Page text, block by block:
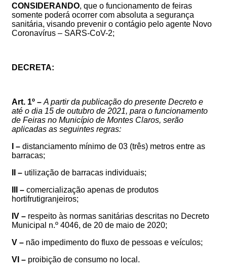
CONSIDERANDO, que o funcionamento de feiras
somente poderá ocorrer com absoluta a segurança
sanitária, visando prevenir o contágio pelo agente Novo
Coronavírus – SARS-CoV-2;
DECRETA:
Art. 1º – A partir da publicação do presente Decreto e
até o dia 15 de outubro de 2021, para o funcionamento
de Feiras no Município de Montes Claros, serão
aplicadas as seguintes regras:
I – distanciamento mínimo de 03 (três) metros entre as
barracas;
II – utilização de barracas individuais;
III – comercialização apenas de produtos
hortifrutigranjeiros;
IV – respeito às normas sanitárias descritas no Decreto
Municipal n.º 4046, de 20 de maio de 2020;
V – não impedimento do fluxo de pessoas e veículos;
VI – proibição de consumo no local.